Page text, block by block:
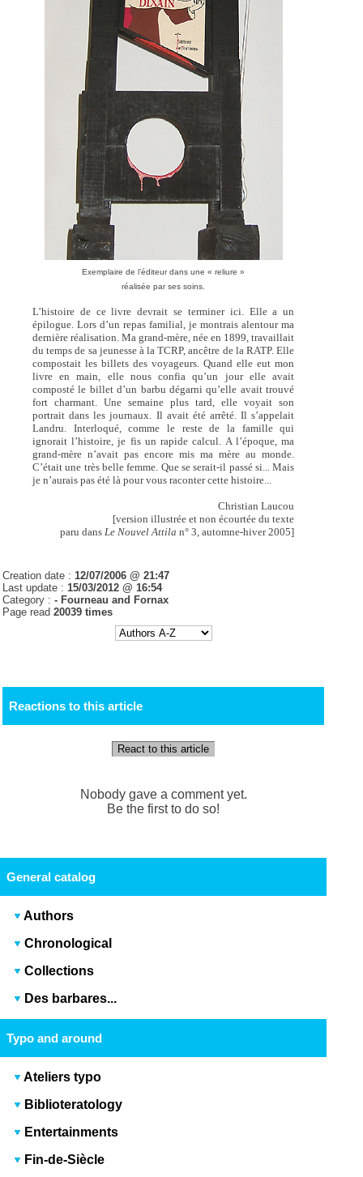
Exemplaire de l’éditeur dans une « reliure »
réalisée par ses soins.
L’histoire de ce livre devrait se terminer ici. Elle a un
épilogue. Lors d’un repas familial, je montrais alentour ma
dernière réalisation. Ma grand-mère, née en 1899, travaillait
du temps de sa jeunesse à la TCRP, ancêtre de la RATP. Elle
compostait les billets des voyageurs. Quand elle eut mon
livre en main, elle nous confia qu’un jour elle avait
composté le billet d’un barbu dégarni qu’elle avait trouvé
fort charmant. Une semaine plus tard, elle voyait son
portrait dans les journaux. Il avait été arrêté. Il s’appelait
Landru. Interloqué, comme le reste de la famille qui
ignorait l’histoire, je fis un rapide calcul. A l’époque, ma
grand-mère n’avait pas encore mis ma mère au monde.
C’était une très belle femme. Que se serait-il passé si... Mais
je n’aurais pas été là pour vous raconter cette histoire...
Christian Laucou
[version illustrée et non écourtée du texte
paru dans Le Nouvel Attila n° 3, automne-hiver 2005]
Creation date : 12/07/2006 @ 21:47
Last update : 15/03/2012 @ 16:54
Category :- Fourneau and Fornax
Page read20039 times
Reactions to this article
React to this article
Nobody gave a comment yet.
Be the first to do so!
General catalog
Authors
Chronological
Collections
Des barbares...
Typo and around
Ateliers typo
Biblioteratology
Entertainments
Fin-de-Siècle